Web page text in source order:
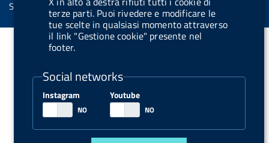
terze parti. Puoi rivedere e modificare le
tue scelte in qualsiasi momento attraverso
il link "Gestione cookie" presente nel
footer.
Social networks
Instagram Youtube
i
n
s
t
a
g
r
a
m
s
p
o
y
Servizi Online